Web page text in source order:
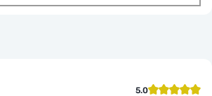
5.0